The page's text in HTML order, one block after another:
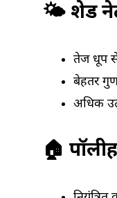
🌤️ शेड
तेज धूप से
बेहतर
अधिक
🏠